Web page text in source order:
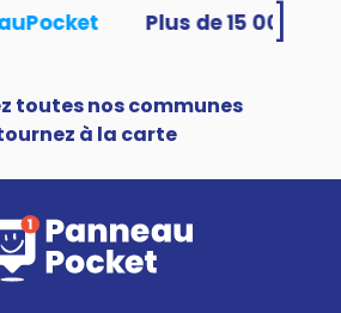
toutes nos communes
à la carte